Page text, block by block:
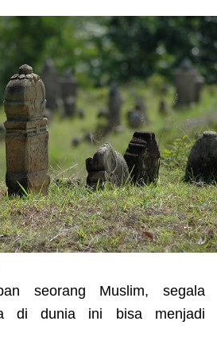
seorang Muslim, segala
di dunia ini bisa menjadi